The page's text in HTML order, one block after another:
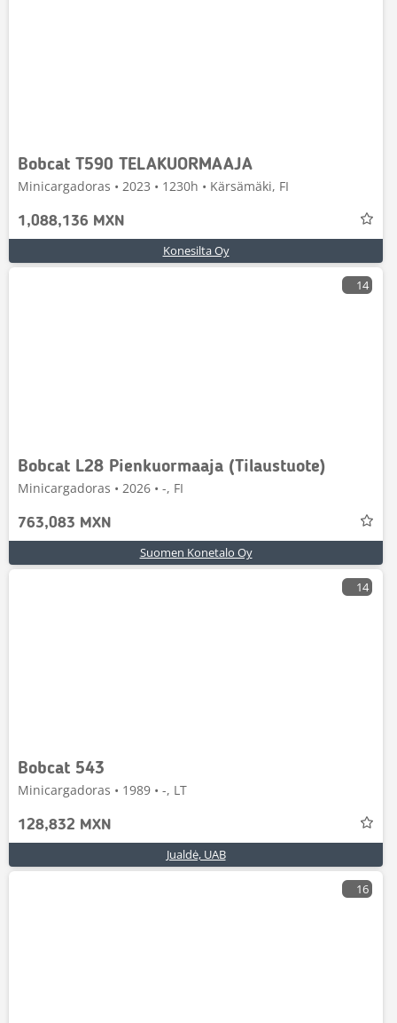
Bobcat T590 TELAKUORMAAJA
Minicargadoras • 2023 • 1230h • Kärsämäki, FI
1,088,136 MXN
Konesilta Oy
14
Bobcat L28 Pienkuormaaja (Tilaustuote)
Minicargadoras • 2026 • -, FI
763,083 MXN
Suomen Konetalo Oy
14
Bobcat 543
Minicargadoras • 1989 • -, LT
128,832 MXN
Jualdė, UAB
16